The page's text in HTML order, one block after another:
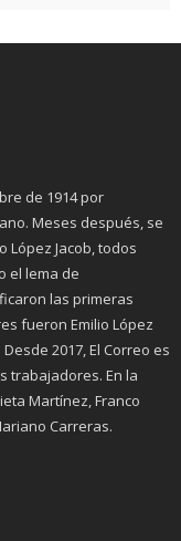
de 1914 por
Meses después, se
López Jacob, todos
el lema de
las primeras
fueron Emilio López
2017, El Correo es
trabajadores. En la
Martínez, Franco
Carreras.